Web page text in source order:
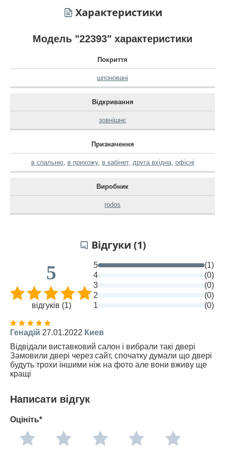
Характеристики
Модель "22393" характеристики
Покриття
шпоновані
Відкривання
зовнішнє
Призначення
в спальню, в прихожу, в кабінет, друга вхідна, офісні
Виробник
rodos
Відгуки (1)
5
відгуків (1)
5
(1)
4
(0)
3
(0)
2
(0)
1
(0)
Генадій 27.01.2022 Киев
Відвідали виставковий салон і вибрали такі двері
Замовили двері через сайт, спочатку думали що двері
будуть трохи іншими ніж на фото але вони вживу ще
кращі
Написати відгук
Оцініть*